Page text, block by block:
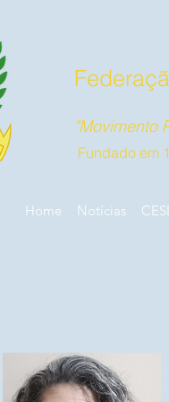
"Movimento
Fundado em
Home Notícias